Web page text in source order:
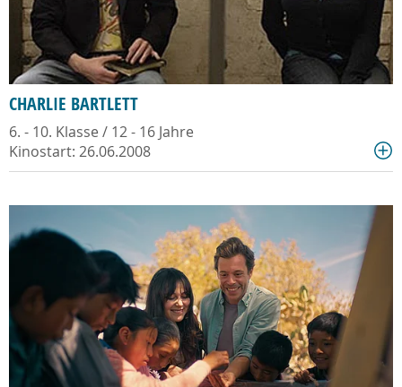
CHARLIE BARTLETT
6. - 10. Klasse / 12 - 16 Jahre
Kinostart: 26.06.2008